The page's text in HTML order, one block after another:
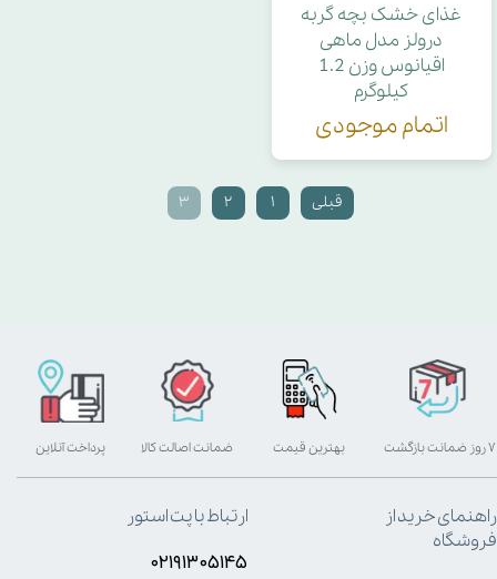
غذای خشک بچه گربه
درولز مدل ماهی
اقیانوس وزن 1.2
کیلوگرم
اتمام موجودی
قبلی ۱ ۲ ۳
بهترین قیمت پرداخت آنلاین ۷ روز ضمانت بازگشت ضمانت اصالت کالا
راهنمای خرید از
فروشگاه
ارتباط با پت استور
۰۲۱۹۱۳۰۵۱۴۵